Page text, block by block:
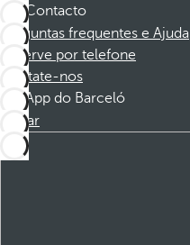
Contacto
Perguntas frequentes e Ajuda
Reserve por telefone
Contate-nos
App do Barceló
Baixar